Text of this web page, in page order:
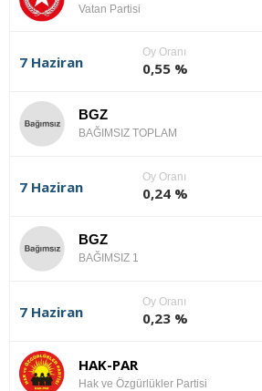
Vatan Partisi
7 Haziran
Oy Oranı
0,55 %
BGZ
BAĞIMSIZ TOPLAM
7 Haziran
Oy Oranı
0,24 %
BGZ
BAĞIMSIZ 1
7 Haziran
Oy Oranı
0,23 %
HAK-PAR
Hak ve Özgürlükler Partisi